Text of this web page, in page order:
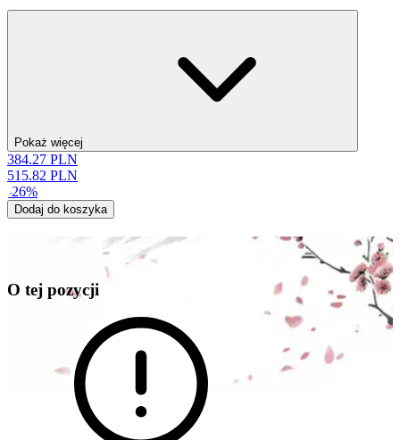
Pokaż więcej
384.27 PLN
515.82 PLN
-26%
Dodaj do koszyka
O tej pozycji